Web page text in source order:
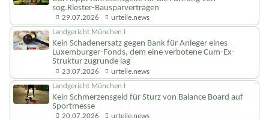
BGH kippt Jahresentgelte für die Führung von
sog.Riester-Bausparverträgen
29.07.2026 urteile.news
Landgericht München I
Kein Schadenersatz gegen Bank für Anleger eines
Luxemburger-Fonds, dem eine verbotene Cum-Ex-
Struktur zugrunde lag
23.07.2026 urteile.news
Landgericht München I
Kein Schmerzensgeld für Sturz von Balance Board auf
Sportmesse